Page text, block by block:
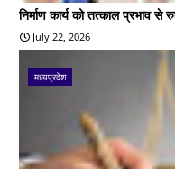
निर्माण कार्य को तत्काल प्रभाव से
July 22, 2026
मध्यप्रदेश